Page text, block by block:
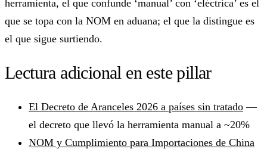
herramienta, el que confunde ‘manual’ con ‘eléctrica’ es el
que se topa con la NOM en aduana; el que la distingue es
el que sigue surtiendo.
Lectura adicional en este pillar
El Decreto de Aranceles 2026 a países sin tratado —
el decreto que llevó la herramienta manual a ~20%
NOM y Cumplimiento para Importaciones de China